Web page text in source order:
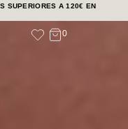
SUPERIORES A 120€ EN
0